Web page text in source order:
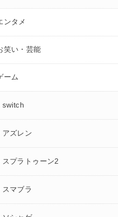
ンタメ
笑い・芸能
ーム
switch
アズレン
スプラトゥーン2
スマブラ